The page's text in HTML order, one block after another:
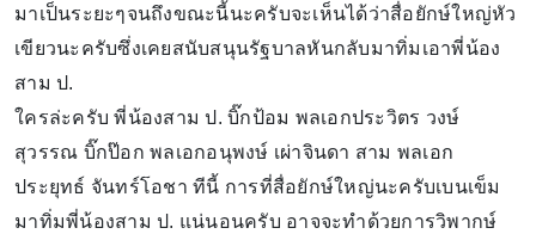
มาเป็นระยะๆจนถึงขณะนี้นะครับจะเห็นได้ว่าสื่อยักษ์ใหญ่หัว
เขียวนะครับซึ่งเคยสนับสนุนรัฐบาลหันกลับมาทิ่มเอาพี่น้อง
สาม ป.
ใครล่ะครับ พี่น้องสาม ป. บิ๊กป้อม พลเอกประวิตร วงษ์
สุวรรณ บิ๊กป๊อก พลเอกอนุพงษ์ เผ่าจินดา สาม พลเอก
ประยุทธ์ จันทร์โอชา ทีนี้ การที่สื่อยักษ์ใหญ่นะครับเบนเข็ม
มาทิ่มพี่น้องสาม ป. แน่นอนครับ อาจจะทำด้วยการวิพากษ์